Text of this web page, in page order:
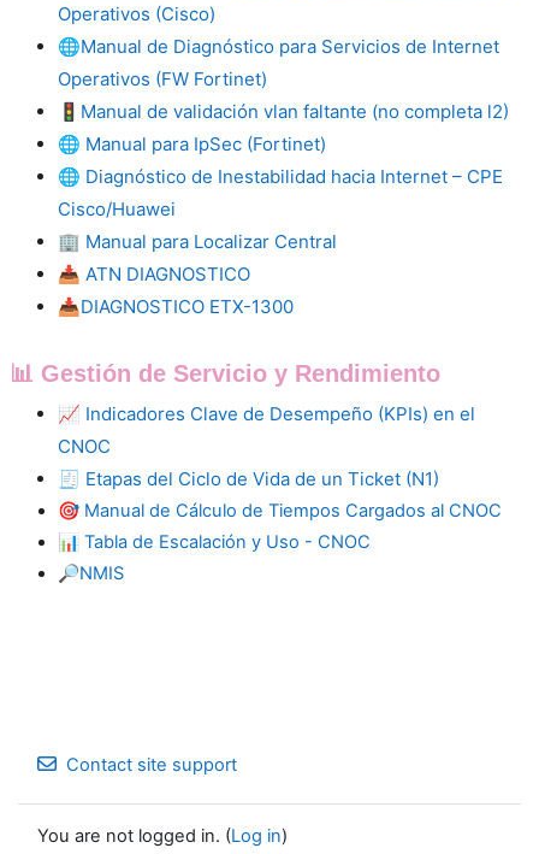
Operativos (Cisco)
🌐Manual de Diagnóstico para Servicios de Internet
Operativos (FW Fortinet)
🚦 Manual de validación vlan faltante (no completa l2)
🌐 Manual para IpSec (Fortinet)
🌐 Diagnóstico de Inestabilidad hacia Internet – CPE
Cisco/Huawei
🏢 Manual para Localizar Central
📥 ATN DIAGNOSTICO
📥DIAGNOSTICO ETX-1300
📊 Gestión de Servicio y Rendimiento
📈 Indicadores Clave de Desempeño (KPIs) en el
CNOC
🧾 Etapas del Ciclo de Vida de un Ticket (N1)
🎯 Manual de Cálculo de Tiempos Cargados al CNOC
📊 Tabla de Escalación y Uso - CNOC
🔎NMIS
Contact site support
You are not logged in. (Log in)